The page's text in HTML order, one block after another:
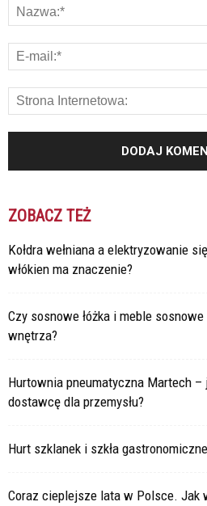
ZOBACZ TEŻ
Kołdra wełniana a elektryzowanie
włókien ma znaczenie?
Czy sosnowe łóżka i meble
wnętrza?
Hurtownia pneumatyczna Martech
dostawcę dla przemysłu?
Hurt szklanek i szkła
Coraz cieplejsze lata w Polsce. Jak